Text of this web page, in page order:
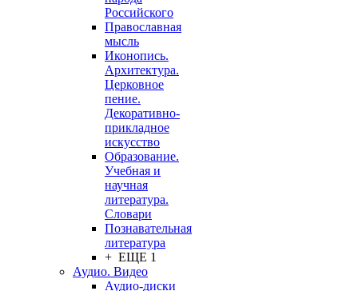
Российского
Православная
мысль
Иконопись.
Архитектура.
Церковное
пение.
Декоративно-
прикладное
искусство
Образование.
Учебная и
научная
литература.
Словари
Познавательная
литература
+ ЕЩЕ 1
Аудио. Видео
Аудио-диски